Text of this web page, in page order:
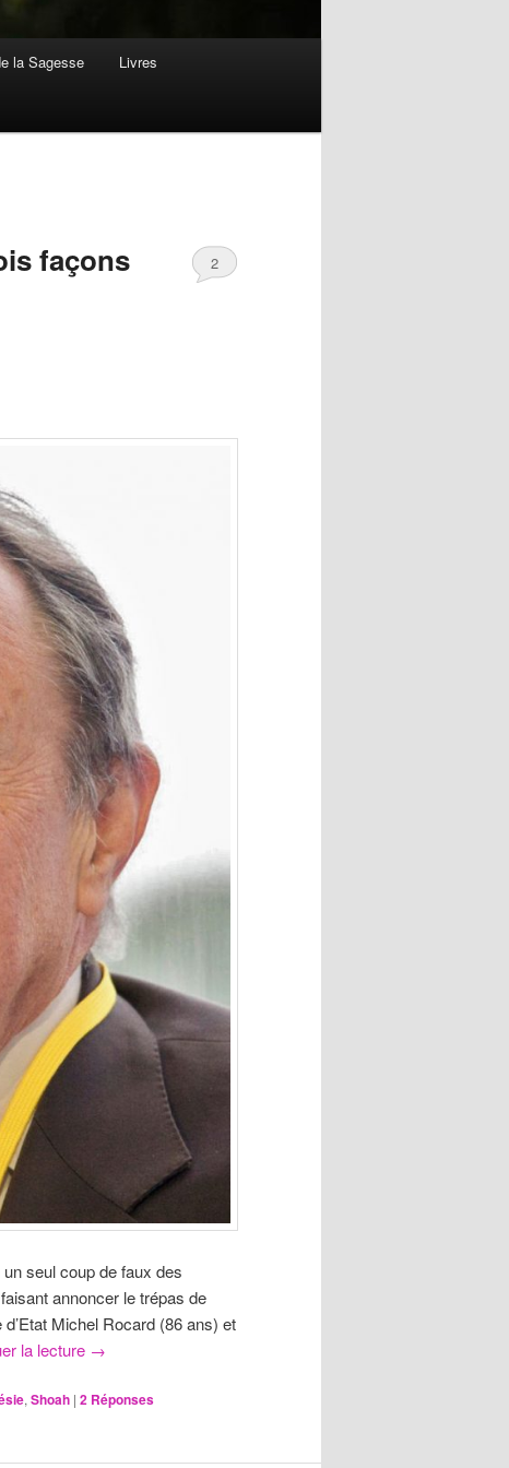
la Sagesse Livres
façons
2
seul coup de faux des
annoncer le trépas de
Michel Rocard (86 ans) et
la lecture →
, Shoah | 2 Réponses